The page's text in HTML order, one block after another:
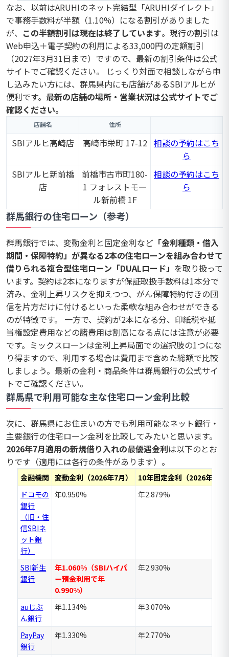
なお、以前はARUHIのネット完結型「ARUHIダイレクト」
で事務手数料が半額（1.10%）になる割引がありました
が、 この半額割引は現在は終了しています。現行の割引は
Web申込＋電子契約の利用による33,000円の定額割引
（2027年3月31日まで）ですので、最新の割引条件は公式
サイトでご確認ください。 じっくり対面で相談しながら申
し込みたい方には、群馬県内にも店舗があるSBIアルヒが
便利です。 最新の店舗の場所・営業状況は公式サイトでご
確認ください。
店舗名 住所
SBIアルヒ高崎店 高崎市栄町 17-12 相談の予約はこち
ら
SBIアルヒ新前橋
店
前橋市古市町180-
1 フォレストモー
ル新前橋 1F
相談の予約はこち
ら
群馬銀行の住宅ローン（参考）
群馬銀行では、変動金利と固定金利など 「金利種類・借入
期間・保障特約」が異なる2本の住宅ローンを組み合わせて
借りられる複合型住宅ローン「DUALロード」 を取り扱って
います。契約は2本になりますが保証取扱手数料は1本分で
済み、金利上昇リスクを抑えつつ、がん保障特約付きの団
信を片方だけに付けるといった柔軟な組み合わせができる
のが特徴です。 一方で、契約が2本になる分、印紙税や抵
当権設定費用などの諸費用は割高になる点には注意が必要
です。ミックスローンは金利上昇局面での選択肢の1つにな
り得ますので、利用する場合は費用まで含めた総額で比較
しましょう。最新の金利・商品条件は群馬銀行の公式サイ
トでご確認ください。
群馬県で利用可能な主な住宅ローン金利比較
次に、群馬県にお住まいの方でも利用可能なネット銀行・
主要銀行の住宅ローン金利を比較してみたいと思います。
2026年7月適用の新規借り入れの最優遇金利は以下のとお
りです（適用には各行の条件があります）。
金融機関 変動金利（2026年7月）
10年固定金利（2026年7月
ドコモの
銀行
（旧・住
信SBIネ
ット銀
行）
年0.950% 年2.879%
SBI新生
銀行
年1.060%（SBIハイパ
ー預金利用で年
0.990%）
年2.930%
auじぶ
ん銀行
年1.134% 年3.070%
PayPay
銀行
年1.330% 年2.770%